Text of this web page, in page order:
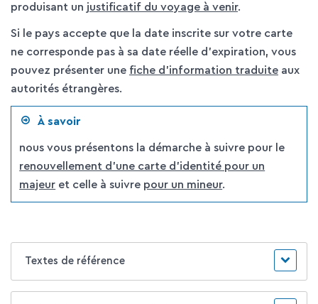
produisant un justificatif du voyage à venir.
Si le pays accepte que la date inscrite sur votre carte
ne corresponde pas à sa date réelle d'expiration, vous
pouvez présenter une fiche d'information traduite aux
autorités étrangères.
À savoir
nous vous présentons la démarche à suivre pour le
renouvellement d'une carte d'identité pour un
majeur et celle à suivre pour un mineur.
Textes de référence